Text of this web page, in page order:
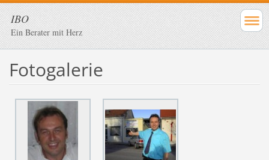
IBO
Ein Berater mit Herz
Fotogalerie